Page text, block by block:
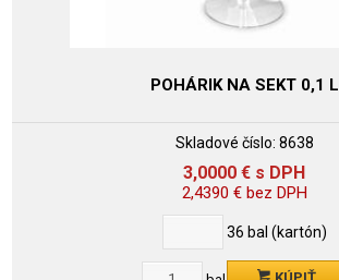
POHÁRIK NA SEKT 0,1 L
Skladové číslo: 8638
3,0000 € s DPH
2,4390 €bez DPH
36 bal (kartón)